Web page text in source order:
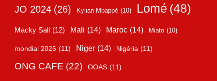
JO 2024 (26) Kylian Mbappé (10) Lomé (48)
Macky Sall (12) Mali (14) Maroc (14) Miato (10)
mondial 2026 (11) Niger (14) Nigéria (11)
ONG CAFE (22) OOAS (11)